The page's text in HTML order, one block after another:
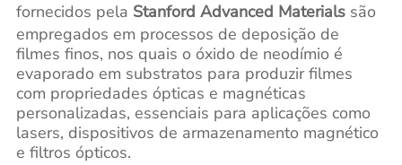
fornecidos pela Stanford Advanced Materialssão
empregados em processos de deposição de
filmes finos, nos quais o óxido de neodímio é
evaporado em substratos para produzir filmes
com propriedades ópticas e magnéticas
personalizadas, essenciais para aplicações como
lasers, dispositivos de armazenamento magnético
e filtros ópticos.